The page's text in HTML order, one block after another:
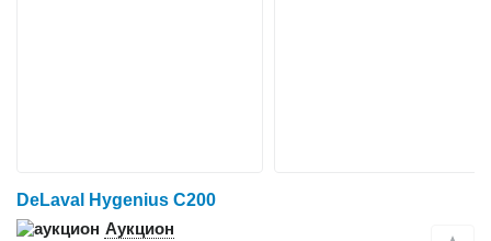
DeLaval Hygenius C200
Аукцион